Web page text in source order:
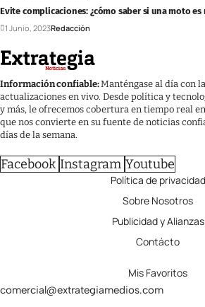
Evite complicaciones: ¿cómo saber si una moto es
1 Junio, 2023Redacción
Información confiable:Manténgase al día con
actualizaciones en vivo. Desde política y
y más, le ofrecemos cobertura en tiempo real
que nos convierte en su fuente de noticias
días de la semana.
Facebook Instagram Youtube
Política de privacidad
Sobre Nosotros
Publicidad y Alianzas
Contácto
Mis Favoritos
comercial@extrategiamedios.com